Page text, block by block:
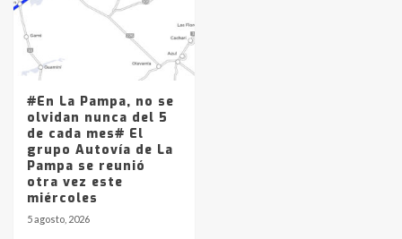
#En La Pampa, no se
olvidan nunca del 5
de cada mes# El
grupo Autovía de La
Pampa se reunió
otra vez este
miércoles
5 agosto, 2026